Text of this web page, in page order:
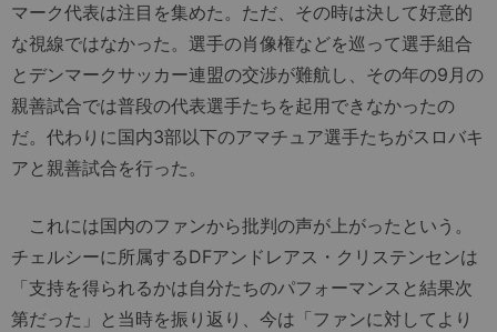
マーク代表は注目を集めた。ただ、その時は決して好意的
な視線ではなかった。選手の肖像権などを巡って選手組合
とデンマークサッカー連盟の交渉が難航し、その年の9月の
親善試合では普段の代表選手たちを起用できなかったの
だ。代わりに国内3部以下のアマチュア選手たちがスロバキ
アと親善試合を行った。
これには国内のファンから批判の声が上がったという。
チェルシーに所属するDFアンドレアス・クリステンセンは
「支持を得られるかは自分たちのパフォーマンスと結果次
第だった」と当時を振り返り、今は「ファンに対してより